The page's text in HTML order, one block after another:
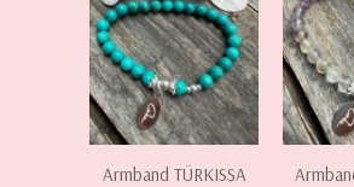
Armband TÜRKISSA